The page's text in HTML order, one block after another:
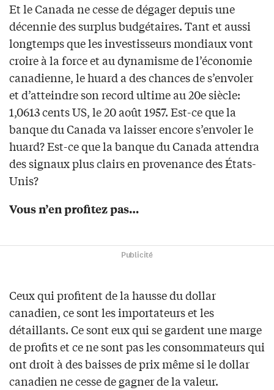
Et le Canada ne cesse de dégager depuis une
décennie des surplus budgétaires. Tant et aussi
longtemps que les investisseurs mondiaux vont
croire à la force et au dynamisme de l’économie
canadienne, le huard a des chances de s’envoler
et d’atteindre son record ultime au 20e siècle:
1,0613 cents US, le 20 août 1957. Est-ce que la
banque du Canada va laisser encore s’envoler le
huard? Est-ce que la banque du Canada attendra
des signaux plus clairs en provenance des États-
Unis?
Vous n’en profitez pas…
Publicité
Ceux qui profitent de la hausse du dollar
canadien, ce sont les importateurs et les
détaillants. Ce sont eux qui se gardent une marge
de profits et ce ne sont pas les consommateurs qui
ont droit à des baisses de prix même si le dollar
canadien ne cesse de gagner de la valeur.